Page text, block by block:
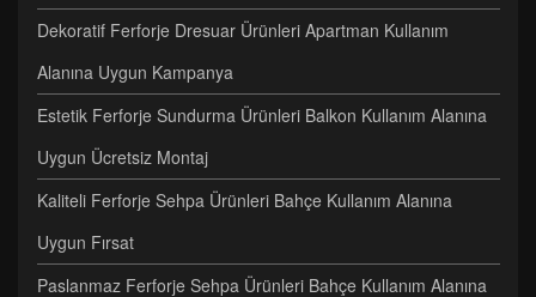
Dekoratif Ferforje Dresuar Ürünleri Apartman Kullanım
Alanına Uygun Kampanya
Estetik Ferforje Sundurma Ürünleri Balkon Kullanım Alanına
Uygun Ücretsiz Montaj
Kaliteli Ferforje Sehpa Ürünleri Bahçe Kullanım Alanına
Uygun Fırsat
Paslanmaz Ferforje Sehpa Ürünleri Bahçe Kullanım Alanına